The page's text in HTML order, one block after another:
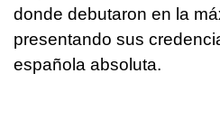
donde debutaron en la
presentando sus
española absoluta.